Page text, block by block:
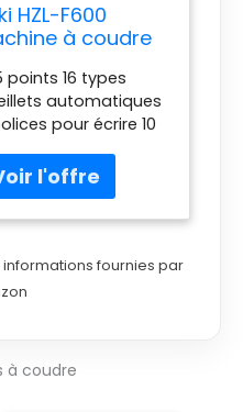
HZL-F600
à coudre
points 16 types
automatiques
pour écrire 10
et
fournies par
à coudre